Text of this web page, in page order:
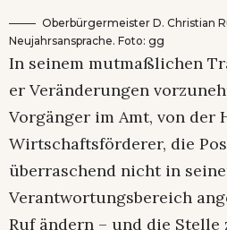
Oberbürgermeister D. Christian
Neujahrsansprache. Foto: gg
In seinem mutmaßlichen
er Veränderungen
Vorgänger im Amt, von der
Wirtschaftsförderer, die
überraschend nicht in
Verantwortungsbereich
Ruf ändern – und die